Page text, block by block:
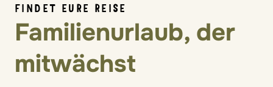
FINDET EURE REISE
Familienurlaub, der
mitwächst